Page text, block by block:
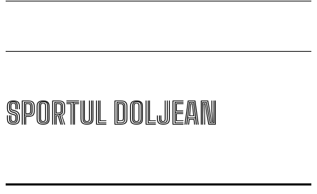
SPORTUL DOLJEAN